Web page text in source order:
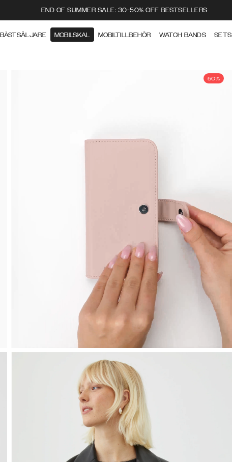
END OF SUMMER SALE: 30-50% OFF BESTSELLERS
BÄSTSÄLJARE MOBILSKAL MOBILTILLBEHÖR WATCH BANDS SETS
50%